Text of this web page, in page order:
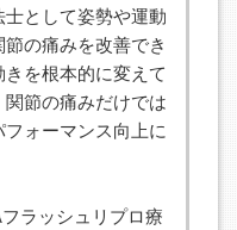
として姿勢や運動
の痛みを改善でき
を根本的に変えて
節の痛みだけでは
ォーマンス向上に
ラッシュリプロ療